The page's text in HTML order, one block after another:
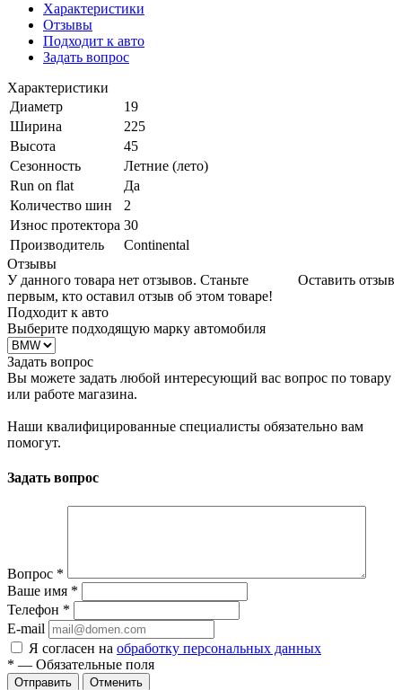
Характеристики
Отзывы
Подходит к авто
Задать вопрос
Характеристики
Диаметр
19
Ширина
225
Высота
45
Сезонность
Летние (лето)
Run on flat
Да
Количество шин
2
Износ протектора 30
Производитель
Continental
Отзывы
Оставить отзыв
У данного товара нет отзывов. Станьте
первым, кто оставил отзыв об этом товаре!
Подходит к авто
Выберите подходящую марку автомобиля
Задать вопрос
Вы можете задать любой интересующий вас вопрос по товару
или работе магазина.
Наши квалифицированные специалисты обязательно вам
помогут.
Задать вопрос
Вопрос *
Ваше имя *
Телефон *
E-mail
Я согласен на обработку персональных данных
* — Обязательные поля
Отменить